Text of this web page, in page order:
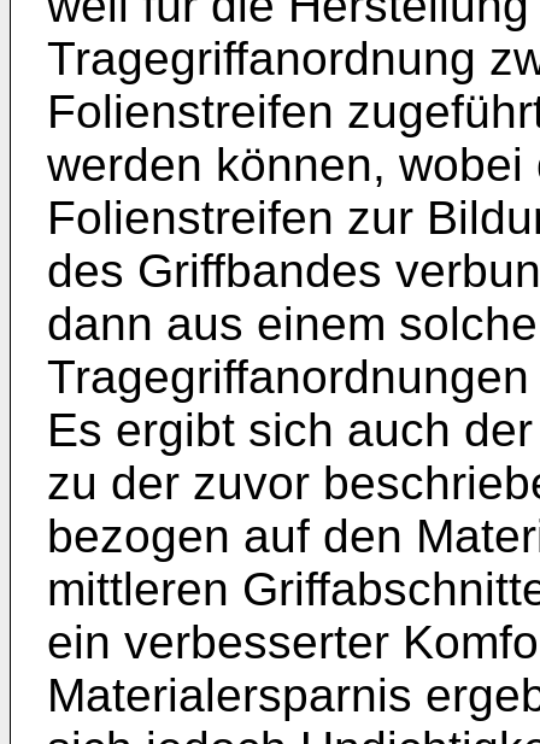
Tragegriffanordnung
Folienstreifen
werden können,
Folienstreifen zur
des Griffbandes
dann aus einem
Es ergibt sich auch
zu der zuvor
bezogen auf den
mittleren
ein verbesserter
Materialersparnis